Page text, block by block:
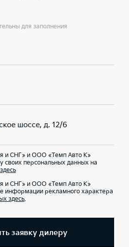
для заполнения
шоссе, д. 12/6
и СНГ» и ООО «Темп Авто К»
своих персональных данных на
и СНГ» и ООО «Темп Авто К»
информации рекламного характера
здесь.
заявку дилеру